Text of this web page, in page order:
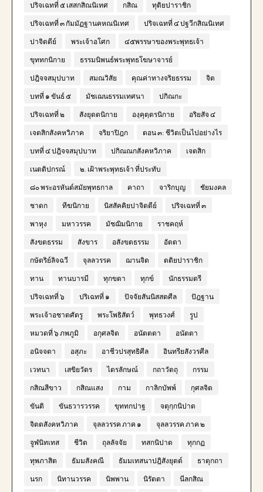
ปริจเฉทที่ ๕ เสสกสิณนิเทศ กสิณ ทุติยปาราชิก
ปริจเฉทที่ ๓ กัมมัฏฐานคหณนิเทศ ปริจเฉทที่ ๔ ปฐวีกสิณนิเทศ
ปาจิตตีย์ พระเจ้าอโศก ๔๕พรรษาของพระพุทธเจ้า
ขุททกนิกาย ธรรมนิพนธ์พระพุทธโฆษาจารย์
ปฎิจจสมุปบาท สมณวิสัย คุณค่าทางจริยธรรม จิต
บทที่ ๑ ขันธ์ ๕ มัชเฌนธรรมเทศนา ปกิณกะ
ปริจเฉทที่ ๒ สังยุตตนิกาย องฺคุตฺตรนิกาย อริยสัจ ๔
เจตสิกสังคหวิภาค จริยาปิฎก ตอน ๓: ชีวิตเป็นไปอย่างไร
บทที่ ๔ ปฎิจจสมุปบาท ปกิณณกสังคหวิภาค เจตสิก
เนตติปกรณ์ ๒. เฝ้าพระพุทธเจ้า ที่ประทับ
๘๐ พระอรหันต์สมัยพุทธกาล คาถา จาริกบุญ ชัยมงคล
ชาดก ทีฆนิกาย นิสสัคคิยปาจิตตีย์ ปริจเฉทที่ ๓
พาหุง มหาวรรค มัชฌิมนิกาย ราชคฤห์
สังขตธรรม สังขาร อสังขตธรรม อัตตา
กษัตริย์ลิจฉวี จุลลวรรค ฌานจิต ตติยปาราชิก
ทาน ทานบารมี ทุกขตา ทุกข์ นักธรรมตรี
ปริจเฉทที่ ๖ ปริเฉทที่ ๑ ปัจจัยสันนิสสตศีล ปัฎฐาน
พระเจ้าอชาตศัตรู พระโพธิสัตว์ พุทธวงศ์ รูป
หมวดที่ ๖ ภพภูมิ อกุศลจิต อนัตตตา อนัตตา
อนิจจตา อสุภะ อาชีวปรสุทธิศีล อินทรียสังวรศีล
เวทนา เสขิยวัตร ไตรลักษณ์ กถาวัตถุ กรรม
กสิณสีขาว กสิณแสง กาม กาลิกบัพพ์ กุศลจิต
ขันติ ขันธวารวรรค ขุททกปาฐ จตุกฺกนิปาต
จิตตสังคหวิภาค จุลลวรรค ภาค ๑ จุลลวรรค ภาค ๒
จูฬนิทเทส ชีวิต ถุลลัจจัย ทสกนิปาต ทุกกฏ
ทุพภาสิต ธัมมสังคณี ธัมมเทสนาปฎิสังยุตต์ ธาตุกถา
นรก นิทานวรรค นิพพาน นิรัตตา นีลกสิณ